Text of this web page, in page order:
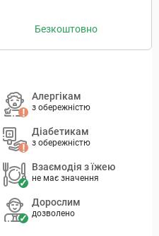
Безкоштовно
Алергікам
з обережністю
Діабетикам
з обережністю
Взаємодія з їжею
не має значення
Дорослим
дозволено